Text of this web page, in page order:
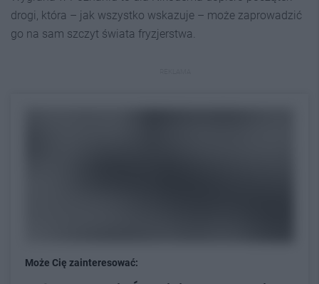
drogi, która – jak wszystko wskazuje – może zaprowadzić
go na sam szczyt świata fryzjerstwa.
Może Cię zainteresować: